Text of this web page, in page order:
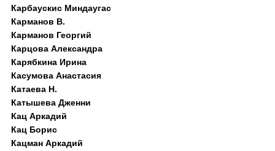
Карбаускис Миндаугас
Карманов В.
Карманов Георгий
Карцова Александра
Карябкина Ирина
Касумова Анастасия
Катаева Н.
Катышева Дженни
Кац Аркадий
Кац Борис
Кацман Аркадий